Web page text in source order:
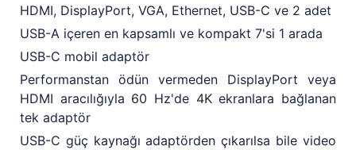
HDMI, DisplayPort, VGA, Ethernet, USB-C ve 2 adet
USB-A içeren en kapsamlı ve kompakt 7'si 1 arada
USB-C mobil adaptör
Performanstan ödün vermeden DisplayPort veya
HDMI aracılığıyla 60 Hz'de 4K ekranlara bağlanan
tek adaptör
USB-C güç kaynağı adaptörden çıkarılsa bile video